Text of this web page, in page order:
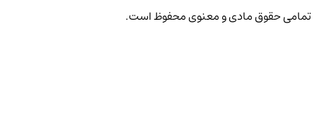
تمامی حقوق مادی و معنوی محفوظ است.